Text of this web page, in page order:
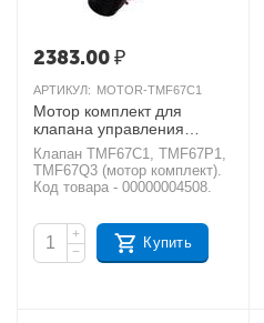
2383.00₽
АРТИКУЛ: MOTOR-TMF67C1
Мотор комплект для
клапана управления
RUNXIN TMF67C1,
TMF67P1, TMF67Q3
AКЦИЯ
Клапан TMF67C1, TMF67P1,
TMF67Q3 (мотор комплект).
Код товара - 00000004508.
+
−
Купить